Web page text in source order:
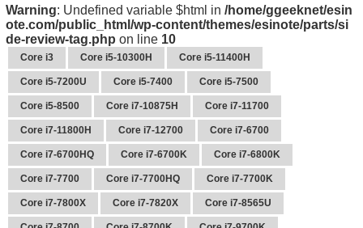
Warning: Undefined variable $html in /home/ggeeknet/esin
ote.com/public_html/wp-content/themes/esinote/parts/si
de-review-tag.php on line 10
Core i3 Core i5-10300H Core i5-11400H
Core i5-7200U Core i5-7400 Core i5-7500
Core i5-8500 Core i7-10875H Core i7-11700
Core i7-11800H Core i7-12700 Core i7-6700
Core i7-6700HQ Core i7-6700K Core i7-6800K
Core i7-7700 Core i7-7700HQ Core i7-7700K
Core i7-7800X Core i7-7820X Core i7-8565U